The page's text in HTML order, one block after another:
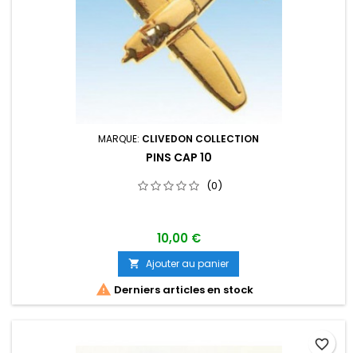
MARQUE: CLIVEDON COLLECTION
PINS CAP 10
(0)
10,00 €
 Ajouter au panier
 Derniers articles en stock
favorite_border